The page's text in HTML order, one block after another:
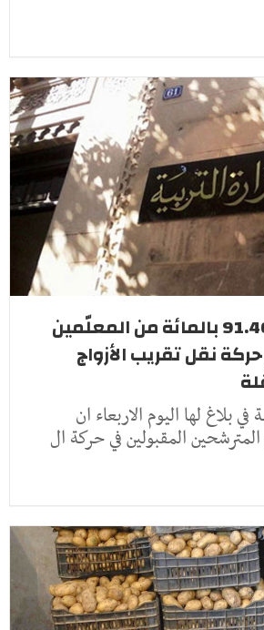
وزارة التربية.. 91.40 بالمائة من المعلّمين
نقل تقريب الأزواج
في بلاغ لها اليوم الاربعاء ان